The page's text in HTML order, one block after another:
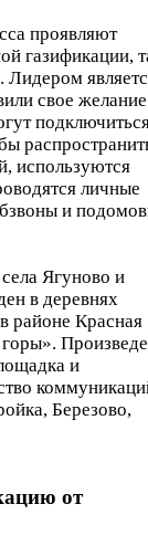
проявляют
газификации,
Лидером
свое желание
используются
личные
и
Ягуново и
в деревнях
районе Красная
и
Березово,
от